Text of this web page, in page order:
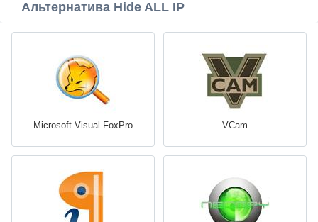
Альтернатива Hide ALL IP
Microsoft Visual FoxPro VCam